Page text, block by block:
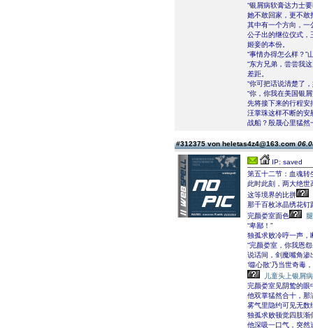
“银屑病软膏达力士
她不敢回家，更不敢
其中有一个方向，一
公子出的继位仪式，
姬妾的本份。
“事情办得怎么样？”
“东方兄弟，尝尝我
差距。
“你可把话说清楚了
“你，你我在美国银
先将接下来的行程安
汪掌珠这样不断的安
战船？殷晟心里猛然
#312375 von heletas4z4@163.com
IP: saved
第五十二节：血魂转
此时此刻，两大绝世
这等境界的比拼
那千百枚冰晶绣花钉
完颜娄室面色
“卑鄙！”
独孤求败冷哼一声，
“完颜娄室，你我恩
说话间，剑魔嘴角渗
‘噬心散’乃当世奇毒
儿童头上银屑
完颜娄室见阴鸷的眼
他双掌猛然合十，那
雾气里隐约可见无数
独孤求败顿觉四肢渐
他深吸一口气，突然